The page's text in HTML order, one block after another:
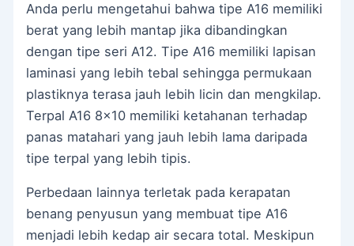
Anda perlu mengetahui bahwa tipe A16 memiliki
berat yang lebih mantap jika dibandingkan
dengan tipe seri A12. Tipe A16 memiliki lapisan
laminasi yang lebih tebal sehingga permukaan
plastiknya terasa jauh lebih licin dan mengkilap.
Terpal A16 8×10 memiliki ketahanan terhadap
panas matahari yang jauh lebih lama daripada
tipe terpal yang lebih tipis.
Perbedaan lainnya terletak pada kerapatan
benang penyusun yang membuat tipe A16
menjadi lebih kedap air secara total. Meskipun